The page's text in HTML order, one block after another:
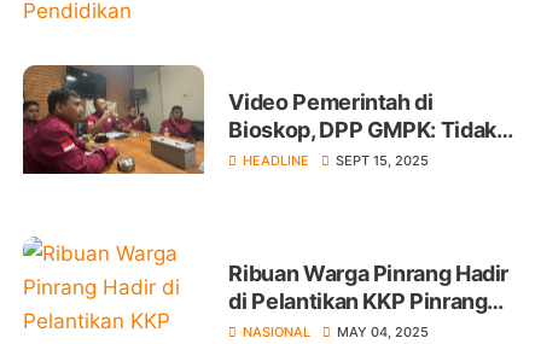
Video Pemerintah di
Bioskop, DPP GMPK: Tidak
Masalah yang Penting
HEADLINE SEPT 15, 2025
Ribuan Warga Pinrang Hadir
di Pelantikan KKP Pinrang
Kutai Timur
NASIONAL MAY 04, 2025